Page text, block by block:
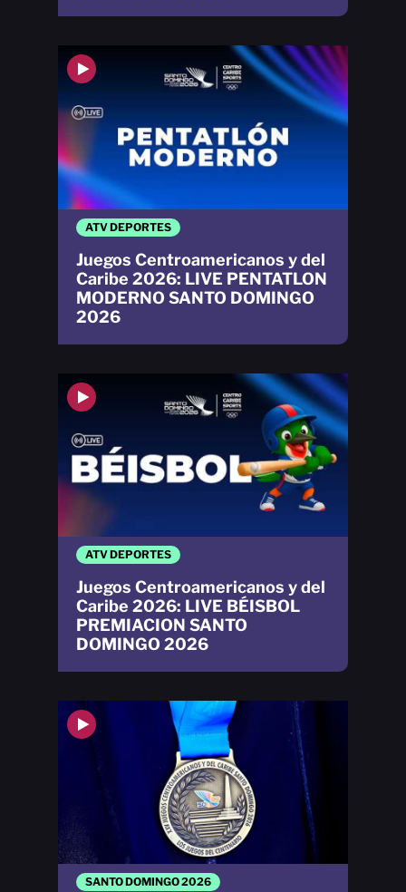
ATV DEPORTES
Juegos Centroamericanos y del
Caribe 2026: LIVE PENTATLON
MODERNO SANTO DOMINGO
2026
SANTO DOMINGO 2026
ATV DEPORTES
Juegos Centroamericanos y del
Caribe 2026: LIVE BÉISBOL
PREMIACION SANTO
DOMINGO 2026